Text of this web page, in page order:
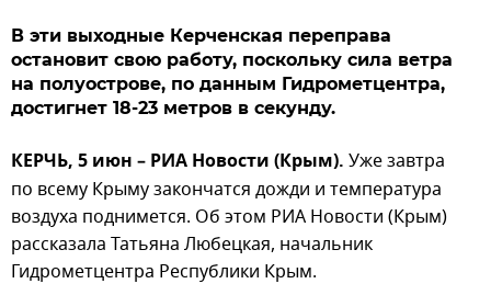
В эти выходные Керченская переправа
остановит свою работу, поскольку сила ветра
на полуострове, по данным Гидрометцентра,
достигнет 18-23 метров в секунду.
КЕРЧЬ, 5 июн – РИА Новости (Крым). Уже завтра
по всему Крыму закончатся дожди и температура
воздуха поднимется. Об этом РИА Новости (Крым)
рассказала Татьяна Любецкая, начальник
Гидрометцентра Республики Крым.